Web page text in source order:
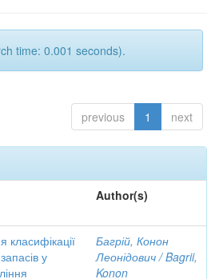
time: 0.001 seconds).
previous 1 next
Author(s)
класифікації
у
Багрій, Конон
Леонідович / Bagrii,
Konon